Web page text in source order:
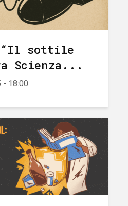
sottile
Scienza...
18:00